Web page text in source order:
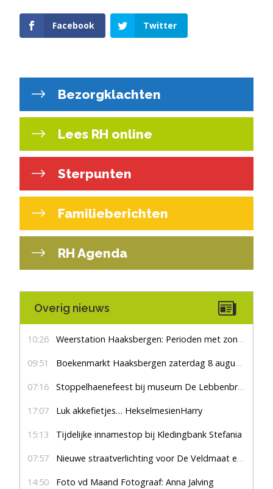
Facebook Twitter
Bezorgklachten
Lees RH online
Sterpunten
Familieberichten
RH Agenda
Overig nieuws
10:26 Weerstation Haaksbergen: Perioden met zon en droog
09:51 Boekenmarkt Haaksbergen zaterdag 8 augustus, marktplein Haaksbergen
07:16 Stoppelhaenefeest bij museum De Lebbenbrugge
17:07 Luk akkefietjes… HekselmesienHarry
15:13 Tijdelijke innamestop bij Kledingbank Stefania
07:57 Nieuwe straatverlichting voor De Veldmaat en De Pas
14:50 Foto vd Maand Fotograaf: Anna Jalving